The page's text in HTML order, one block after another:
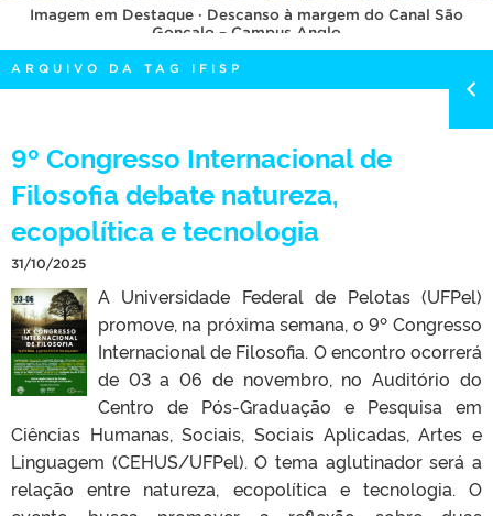
OUVIDORIA
PORTARIAS
TELEFONES
Imagem em Destaque · Descanso à margem do Canal São
Gonçalo – Campus Anglo
ARQUIVO DA TAG IFISP
9º Congresso Internacional de
Filosofia debate natureza,
ecopolítica e tecnologia
31/10/2025
A Universidade Federal de Pelotas (UFPel)
promove, na próxima semana, o 9º Congresso
Internacional de Filosofia. O encontro ocorrerá
de 03 a 06 de novembro, no Auditório do
Centro de Pós-Graduação e Pesquisa em
Ciências Humanas, Sociais, Sociais Aplicadas, Artes e
Linguagem (CEHUS/UFPel). O tema aglutinador será a
relação entre natureza, ecopolítica e tecnologia. O